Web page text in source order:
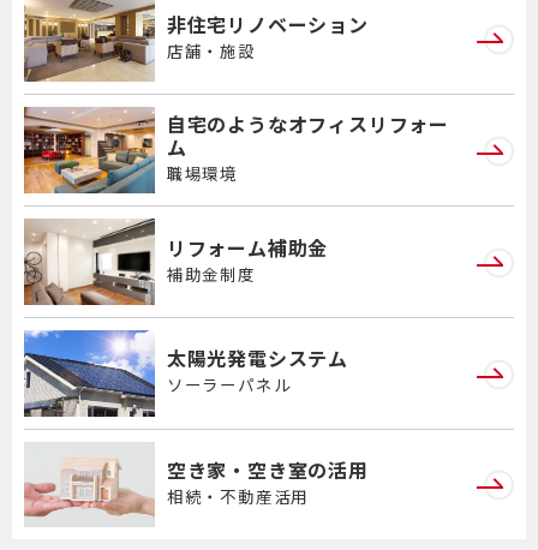
非住宅リノベーション
店舗・施設
自宅のようなオフィスリフォー
ム
職場環境
リフォーム補助金
補助金制度
太陽光発電システム
ソーラーパネル
空き家・空き室の活用
相続・不動産活用